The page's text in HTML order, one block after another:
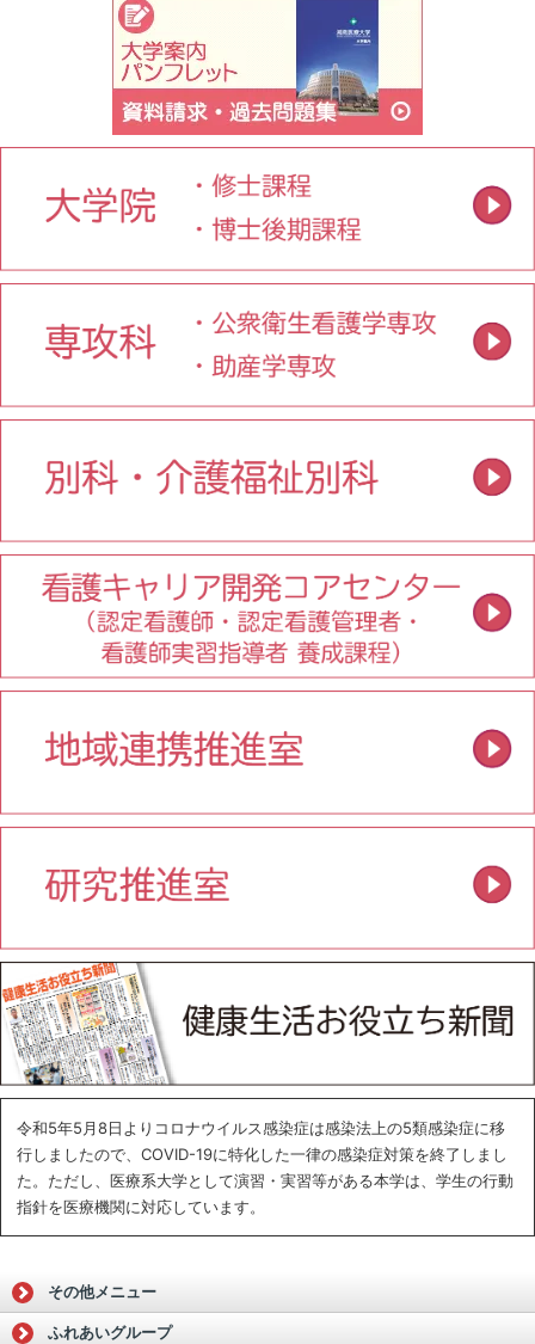
令和5年5月8日よりコロナウイルス感染症は感染法上の5類感染症に移
行しましたので、COVID-19に特化した一律の感染症対策を終了しまし
た。ただし、医療系大学として演習・実習等がある本学は、学生の行動
指針を医療機関に対応しています。
その他メニュー
ふれあいグループ